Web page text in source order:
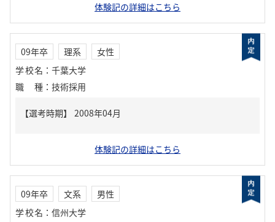
体験記の詳細はこちら
09年卒 理系
女性
学校名 ： 千葉大学
職種 ： 技術採用
体験記の詳細はこちら
09年卒 文系
男性
学校名 ： 信州大学